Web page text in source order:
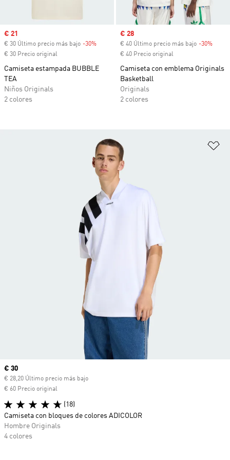
Precio de venta
€ 21
€ 30 Último precio más bajo -30% Descuento
€ 30 Precio original
Camiseta estampada BUBBLE
TEA
Niños Originals
2 colores
Precio de venta
€ 28
€ 40 Último precio más bajo -30%
€ 40 Precio original
Camiseta con emblema Originals
Basketball
Originals
2 colores
Precio actual
€ 30
€ 28,20 Último precio más bajo
€ 60 Precio original
(18)
Camiseta con bloques de colores ADICOLOR
Hombre Originals
4 colores